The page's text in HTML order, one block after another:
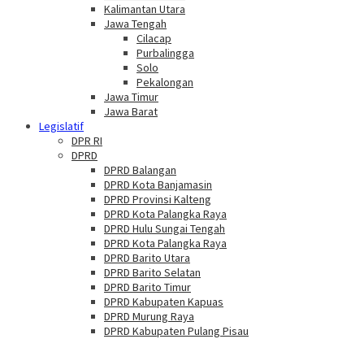
Kalimantan Utara
Jawa Tengah
Cilacap
Purbalingga
Solo
Pekalongan
Jawa Timur
Jawa Barat
Legislatif
DPR RI
DPRD
DPRD Balangan
DPRD Kota Banjamasin
DPRD Provinsi Kalteng
DPRD Kota Palangka Raya
DPRD Hulu Sungai Tengah
DPRD Kota Palangka Raya
DPRD Barito Utara
DPRD Barito Selatan
DPRD Barito Timur
DPRD Kabupaten Kapuas
DPRD Murung Raya
DPRD Kabupaten Pulang Pisau